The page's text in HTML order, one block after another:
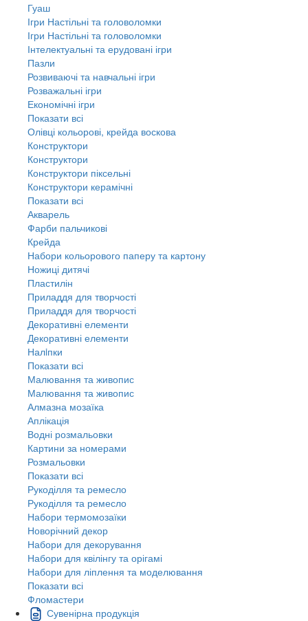
Гуаш
Ігри Настільні та головоломки
Ігри Настільні та головоломки
Інтелектуальні та ерудовані ігри
Пазли
Розвиваючі та навчальні ігри
Розважальні ігри
Економічні ігри
Показати всі
Олівці кольорові, крейда воскова
Конструктори
Конструктори
Конструктори піксельні
Конструктори керамічні
Показати всі
Акварель
Фарби пальчикові
Крейда
Набори кольорового паперу та картону
Ножиці дитячі
Пластилін
Приладдя для творчості
Приладдя для творчості
Декоративні елементи
Декоративні елементи
Налiпки
Показати всі
Малювання та живопис
Малювання та живопис
Алмазна мозаїка
Аплікація
Водні розмальовки
Картини за номерами
Розмальовки
Показати всі
Рукоділля та ремесло
Рукоділля та ремесло
Набори термомозаїки
Новорічний декор
Набори для декорування
Набори для квілінгу та орігамі
Набори для ліплення та моделювання
Показати всі
Фломастери
Сувенірна продукція